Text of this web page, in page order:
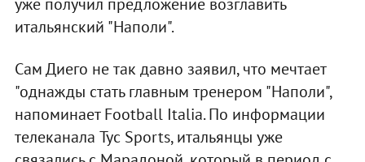
итальянский "Наполи".
Сам Диего не так давно заявил, что мечтает
"однажды стать главным тренером "Наполи",
напоминает Football Italia. По информации
телеканала Tyc Sports, итальянцы уже